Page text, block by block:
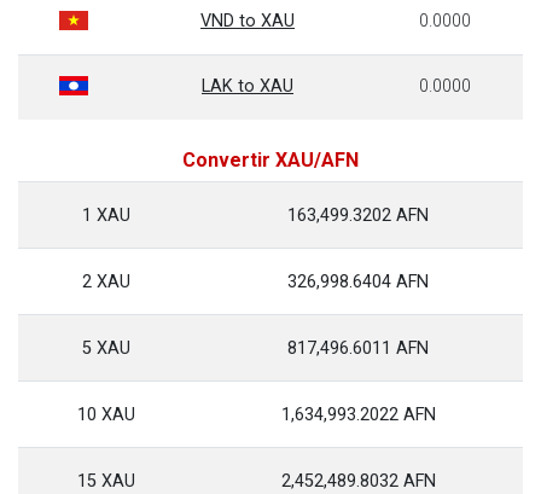
VND to XAU 0.0000
LAK to XAU 0.0000
Convertir XAU/AFN
1 XAU 163,499.3202 AFN
2 XAU 326,998.6404 AFN
5 XAU 817,496.6011 AFN
10 XAU 1,634,993.2022 AFN
15 XAU 2,452,489.8032 AFN